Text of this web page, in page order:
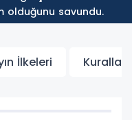
olduğunu savundu.
İlkeleri Kurallar